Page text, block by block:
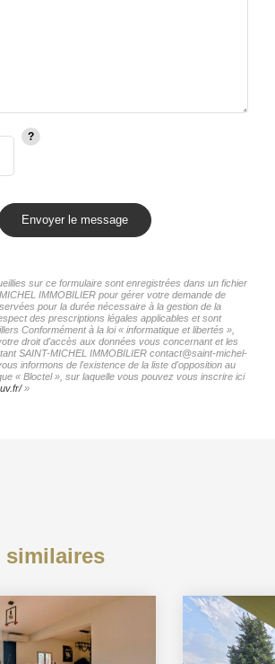
Envoyer le message
sur ce formulaire sont enregistrées dans un fichier
IMMOBILIER pour gérer votre demande de
pour la durée nécessaire à la gestion de la
des prescriptions légales applicables et sont
Conformément à la loi « informatique et libertés »,
droit d'accès aux données vous concernant et les
SAINT-MICHEL IMMOBILIER contact@saint-michel-
informons de l'existence de la liste d'opposition au
« Bloctel », sur laquelle vous pouvez vous inscrire ici
»
similaires